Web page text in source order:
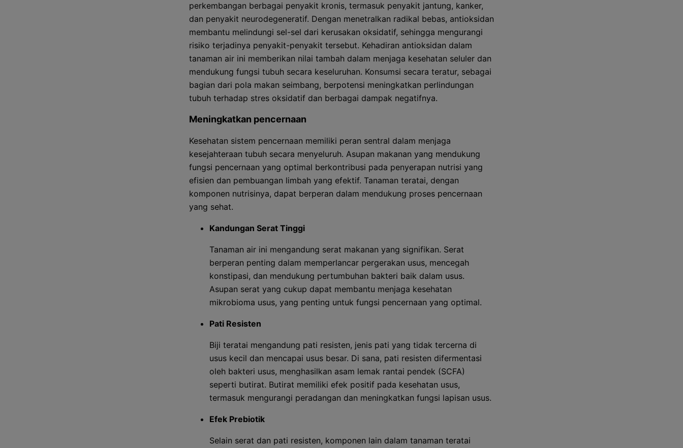
perkembangan berbagai penyakit kronis, termasuk penyakit jantung, kanker,
dan penyakit neurodegeneratif. Dengan menetralkan radikal bebas, antioksidan
membantu melindungi sel-sel dari kerusakan oksidatif, sehingga mengurangi
risiko terjadinya penyakit-penyakit tersebut. Kehadiran antioksidan dalam
tanaman air ini memberikan nilai tambah dalam menjaga kesehatan seluler dan
mendukung fungsi tubuh secara keseluruhan. Konsumsi secara teratur, sebagai
bagian dari pola makan seimbang, berpotensi meningkatkan perlindungan
tubuh terhadap stres oksidatif dan berbagai dampak negatifnya.
Meningkatkan pencernaan
Kesehatan sistem pencernaan memiliki peran sentral dalam menjaga
kesejahteraan tubuh secara menyeluruh. Asupan makanan yang mendukung
fungsi pencernaan yang optimal berkontribusi pada penyerapan nutrisi yang
efisien dan pembuangan limbah yang efektif. Tanaman teratai, dengan
komponen nutrisinya, dapat berperan dalam mendukung proses pencernaan
yang sehat.
Kandungan Serat Tinggi
Tanaman air ini mengandung serat makanan yang signifikan. Serat
berperan penting dalam memperlancar pergerakan usus, mencegah
konstipasi, dan mendukung pertumbuhan bakteri baik dalam usus.
Asupan serat yang cukup dapat membantu menjaga kesehatan
mikrobioma usus, yang penting untuk fungsi pencernaan yang optimal.
Pati Resisten
Biji teratai mengandung pati resisten, jenis pati yang tidak tercerna di
usus kecil dan mencapai usus besar. Di sana, pati resisten difermentasi
oleh bakteri usus, menghasilkan asam lemak rantai pendek (SCFA)
seperti butirat. Butirat memiliki efek positif pada kesehatan usus,
termasuk mengurangi peradangan dan meningkatkan fungsi lapisan usus.
Efek Prebiotik
Selain serat dan pati resisten, komponen lain dalam tanaman teratai